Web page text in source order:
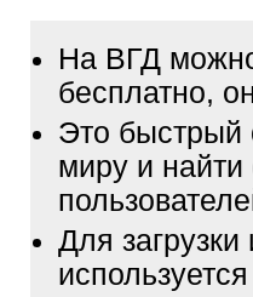
На ВГД
бесплатно,
Это быстрый
миру и
Для